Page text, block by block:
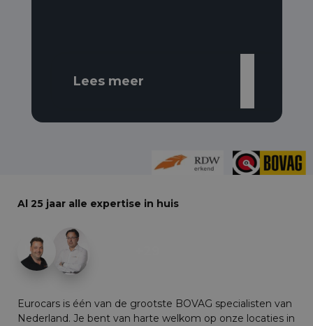
Lees meer
Al 25 jaar alle expertise in huis
Eurocars is één van de grootste BOVAG specialisten van
Nederland. Je bent van harte welkom op onze locaties in